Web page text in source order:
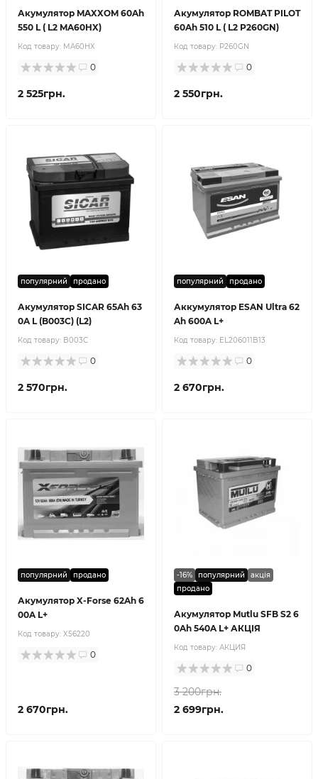
Акумулятор MAXXOM 60Ah
550 L ( L2 MA60HX)
Код товару: MA60HX
0
2 525грн.
Акумулятор ROMBAT PILOT
60Ah 510 L ( L2 P260GN)
Код товару: P260GN
0
2 550грн.
популярний продано
Акумулятор SICAR 65Ah 63
0A L (B003C) (L2)
Код товару: B003C
0
2 570грн.
популярний продано
Аккумулятор ESAN Ultra 62
Ah 600A L+
Код товару: EL206011B13
0
2 670грн.
популярний продано
Акумулятор X-Forse 62Ah 6
00A L+
Код товару: X56220
0
2 670грн.
-16% популярний
акція
продано
Акумулятор Mutlu SFB S2 6
0Ah 540A L+ АКЦІЯ
Код товару: АКЦИЯ
0
3 200грн.
2 699грн.